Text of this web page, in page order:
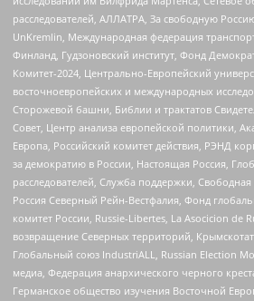
расследователей, АЛЛАТРА, За свободную
UnKremlin, Международная федерация
Финланд, Гудзоновский институт, Фонд
Комитет-2024, Центрально-Европейский
восточноевропейских и международных
Сторожевой башни, Библии и трактатов
Совет, Центр анализа европейской политики,
Европа, Российский комитет действия, РЭНД
за демократию в России, Настоящая Россия,
расследователей, Служба поддержки,
Россия Северный Рейн-Вестфалия, Фонд
комитет России, Russie-Libertes, La Asocicion de
возвращение Северных территорий,
Глобальный союз IndustriALL, Russian Election
медиа, Федерация анархического черного
Германское общество изучения Восточной